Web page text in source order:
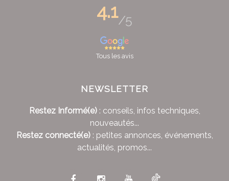
4.1/5
Tous les avis
NEWSLETTER
Restez Informé(e): conseils, infos techniques,
nouveautés...
Restez connecté(e): petites annonces, événements,
actualités, promos...